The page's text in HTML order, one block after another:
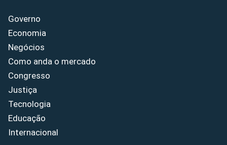
Governo
Economia
Negócios
Como anda o mercado
Congresso
Justiça
Tecnologia
Educação
Internacional